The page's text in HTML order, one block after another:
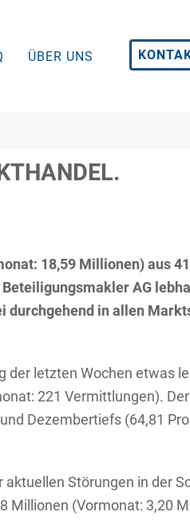
ÜBER UNS
18,59 Millionen) aus
AG
durchgehend in allen
letzten Wochen etwas
221 Vermittlungen).
Dezembertiefs (64,81
Störungen in der
Millionen (Vormonat: 3,20